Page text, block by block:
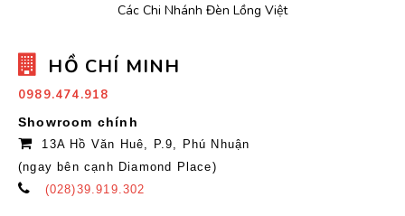
Các Chi Nhánh Đèn Lồng Việt
HỒ CHÍ MINH
0989.474.918
Showroom chính
13A Hồ Văn Huê, P.9, Phú Nhuận
(ngay bên cạnh Diamond Place)
(028)39.919.302